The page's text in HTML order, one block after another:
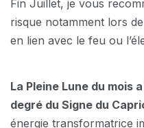
Fin Juillet, je vous
risque notamment lors
en lien avec le feu ou
La Pleine Lune du mois
degré du Signe du
énergie transformatrice